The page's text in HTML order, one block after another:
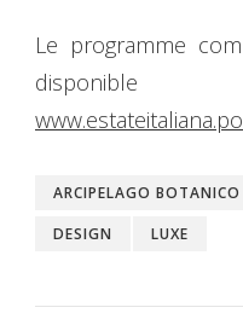
Le programme
ARCIPELAGO BOTANICO
DESIGN
LUXE